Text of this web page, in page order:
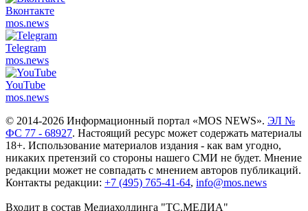
Вконтакте
mos.news
Telegram
mos.news
YouTube
mos.news
© 2014-2026 Информационный портал «MOS NEWS». ЭЛ №
ФС 77 - 68927. Настоящий ресурс может содержать материалы
18+. Использование материалов издания - как вам угодно,
никаких претензий со стороны нашего СМИ не будет. Мнение
редакции может не совпадать с мнением авторов публикаций.
Контакты редакции: +7 (495) 765-41-64, info@mos.news
Входит в состав Медиахолдинга "ТС.МЕДИА"